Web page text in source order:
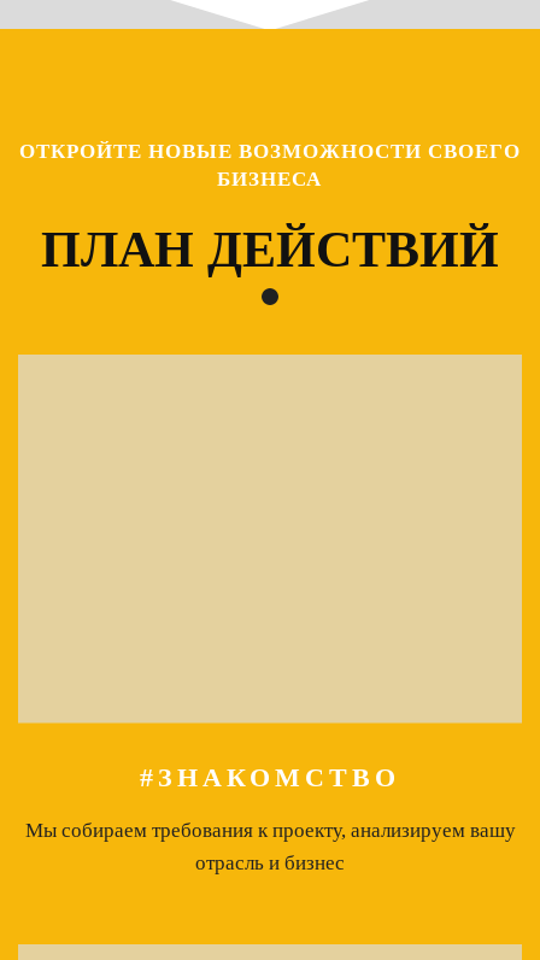
ОТКРОЙТЕ НОВЫЕ ВОЗМОЖНОСТИ СВОЕГО
БИЗНЕСА
ПЛАН ДЕЙСТВИЙ
#ЗНАКОМСТВО
Мы собираем требования к проекту, анализируем вашу
отрасль и бизнес